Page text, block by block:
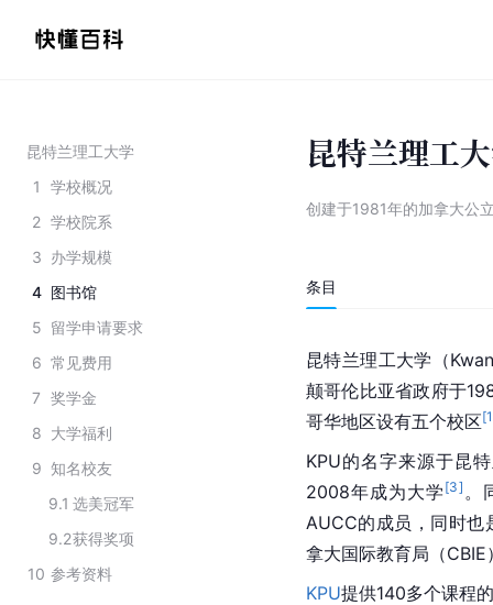
昆特兰理工大学
1
学校概况
2 学校院系
3 办学规模
4 图书馆
5 留学申请要求
6 常见费用
7 奖学金
8 大学福利
9 知名校友
9.1 选美冠军
9.2获得奖项
10 参考资料
昆特兰理工
创建于1981年的加拿大公
条目
昆特兰理工大学（
颠哥伦比亚省政府于
哥华地区设有五个校区[1
KPU的名字来源于昆
2008年成为大学 [3] 。
AUCC的成员，同时也
拿大国际教育局（CBIE
KPU提供140多个课程